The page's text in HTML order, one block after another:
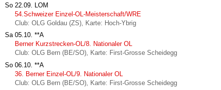
So 22.09. LOM
54.Schweizer Einzel-OL-Meisterschaft/WRE
Club: OLG Goldau (ZS), Karte: Hoch-Ybrig
Sa 05.10. **A
Berner Kurzstrecken-OL/8. Nationaler OL
Club: OLG Bern (BE/SO), Karte: First-Grosse Scheidegg
So 06.10. **A
36. Berner Einzel-OL/9. Nationaler OL
Club: OLG Bern (BE/SO), Karte: First-Grosse Scheidegg